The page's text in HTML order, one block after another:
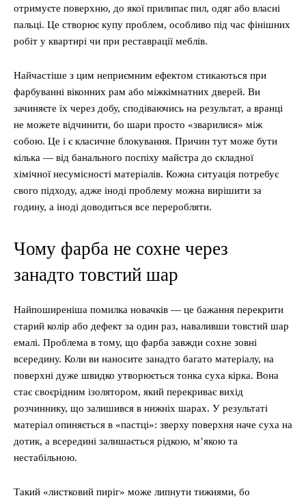
отримуєте поверхню, до якої прилипає пил, одяг або власні
пальці. Це створює купу проблем, особливо під час фінішних
робіт у квартирі чи при реставрації меблів.
Найчастіше з цим неприємним ефектом стикаються при
фарбуванні віконних рам або міжкімнатних дверей. Ви
зачиняєте їх через добу, сподіваючись на результат, а вранці
не можете відчинити, бо шари просто «зварилися» між
собою. Це і є класичне блокування. Причин тут може бути
кілька — від банального поспіху майстра до складної
хімічної несумісності матеріалів. Кожна ситуація потребує
свого підходу, адже іноді проблему можна вирішити за
годину, а іноді доводиться все переробляти.
Чому фарба не сохне через
занадто товстий шар
Найпоширеніша помилка новачків — це бажання перекрити
старий колір або дефект за один раз, наваливши товстий шар
емалі. Проблема в тому, що фарба завжди сохне зовні
всередину. Коли ви наносите занадто багато матеріалу, на
поверхні дуже швидко утворюється тонка суха кірка. Вона
стає своєрідним ізолятором, який перекриває вихід
розчиннику, що залишився в нижніх шарах. У результаті
матеріал опиняється в «пастці»: зверху поверхня наче суха на
дотик, а всередині залишається рідкою, м’якою та
нестабільною.
Такий «листковий пиріг» може липнути тижнями, бо